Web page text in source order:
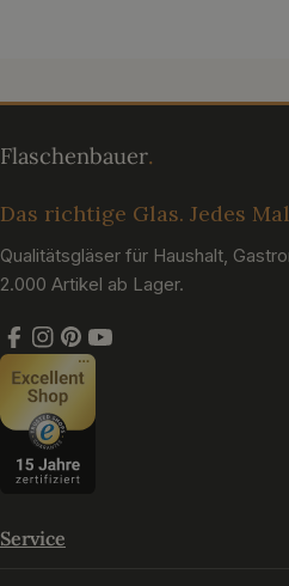
Das richtige Glas. Jedes
Qualitätsgläser für Haushalt,
2.000 Artikel ab Lager.
Facebook
Instagram
Pinterest
YouTube
Service